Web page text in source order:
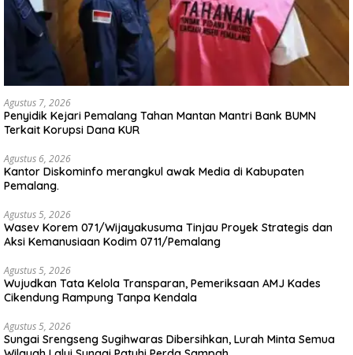
Agustus 7, 2026
Penyidik Kejari Pemalang Tahan Mantan Mantri Bank BUMN
Terkait Korupsi Dana KUR
Agustus 6, 2026
Kantor Diskominfo merangkul awak Media di Kabupaten
Pemalang.
Agustus 5, 2026
Wasev Korem 071/Wijayakusuma Tinjau Proyek Strategis dan
Aksi Kemanusiaan Kodim 0711/Pemalang
Agustus 5, 2026
Wujudkan Tata Kelola Transparan, Pemeriksaan AMJ Kades
Cikendung Rampung Tanpa Kendala
Agustus 5, 2026
Sungai Srengseng Sugihwaras Dibersihkan, Lurah Minta Semua